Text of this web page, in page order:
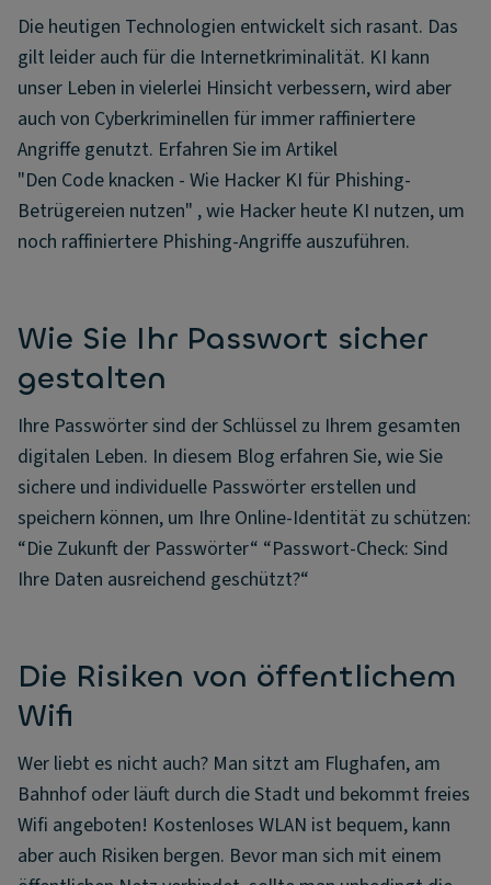
Die heutigen Technologien entwickelt sich rasant. Das
gilt leider auch für die Internetkriminalität. KI kann
unser Leben in vielerlei Hinsicht verbessern, wird aber
auch von Cyberkriminellen für immer raffiniertere
Angriffe genutzt. Erfahren Sie im Artikel
"Den Code knacken - Wie Hacker KI für Phishing-
Betrügereien nutzen" , wie Hacker heute KI nutzen, um
noch raffiniertere Phishing-Angriffe auszuführen.
Wie Sie Ihr Passwort sicher
gestalten
Ihre Passwörter sind der Schlüssel zu Ihrem gesamten
digitalen Leben. In diesem Blog erfahren Sie, wie Sie
sichere und individuelle Passwörter erstellen und
speichern können, um Ihre Online-Identität zu schützen:
“Die Zukunft der Passwörter“ “Passwort-Check: Sind
Ihre Daten ausreichend geschützt?“
Die Risiken von öffentlichem
Wifi
Wer liebt es nicht auch? Man sitzt am Flughafen, am
Bahnhof oder läuft durch die Stadt und bekommt freies
Wifi angeboten! Kostenloses WLAN ist bequem, kann
aber auch Risiken bergen. Bevor man sich mit einem